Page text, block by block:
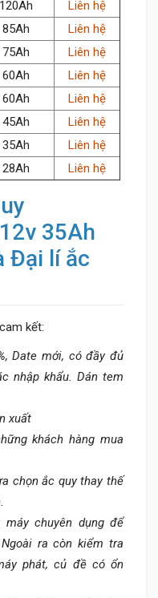
120Ah
Liên hệ
85Ah
Liên hệ
75Ah
Liên hệ
60Ah
Liên hệ
60Ah
Liên hệ
45Ah
Liên hệ
35Ah
Liên hệ
28Ah Liên hệ
35Ah
Đại lí ắc
kết:
Date mới, có đầy đủ
nhập khẩu. Dán tem
xuất
khách hàng mua
chọn ắc quy thay thế
chuyên dụng để
ra còn kiểm tra
phát, củ đề có ổn